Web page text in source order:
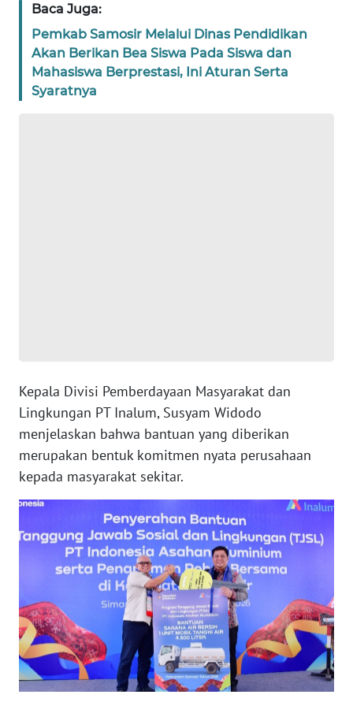
Baca Juga:
Pemkab Samosir Melalui Dinas Pendidikan
Akan Berikan Bea Siswa Pada Siswa dan
Mahasiswa Berprestasi, Ini Aturan Serta
Syaratnya
Kepala Divisi Pemberdayaan Masyarakat dan
Lingkungan PT Inalum, Susyam Widodo
menjelaskan bahwa bantuan yang diberikan
merupakan bentuk komitmen nyata perusahaan
kepada masyarakat sekitar.
JAMBI
WN
SULTRA
SUMSEL
WN
BENGKULU
LAMPUNG
WN
WN
NUSANTARA
WN